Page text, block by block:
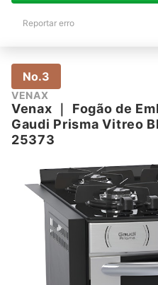
Reportar erro
No.3
VENAX
Venax ｜ Fogão de
Gaudi Prisma Vitreo
25373